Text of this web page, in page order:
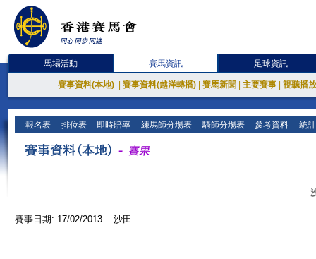
馬場活動 賽馬資訊 足球資訊
賽事資料(本地) 賽事資料(越洋轉播) 賽馬新聞 主要賽事 視聽播
報名表 排位表 即時賠率 練馬師分場表 騎師分場表 參考資料 統
賽事日期: 17/02/2013 沙田